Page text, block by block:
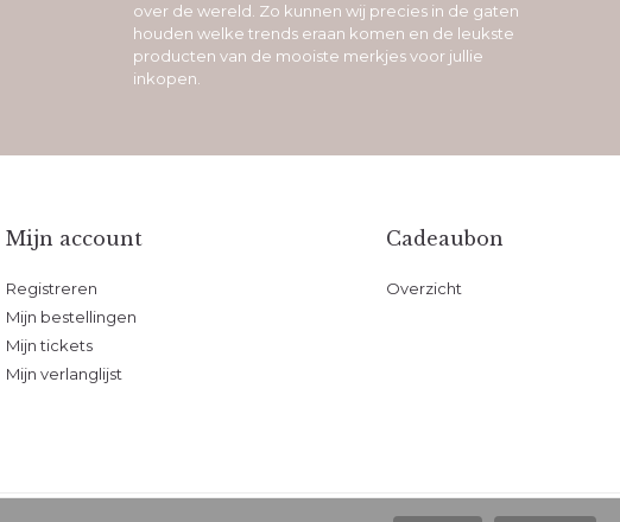
over de wereld. Zo kunnen wij precies in de gaten
houden welke trends eraan komen en de leukste
producten van de mooiste merkjes voor jullie
inkopen.
Mijn account
Registreren
Mijn bestellingen
Mijn tickets
Mijn verlanglijst
Cadeaubon
Overzicht